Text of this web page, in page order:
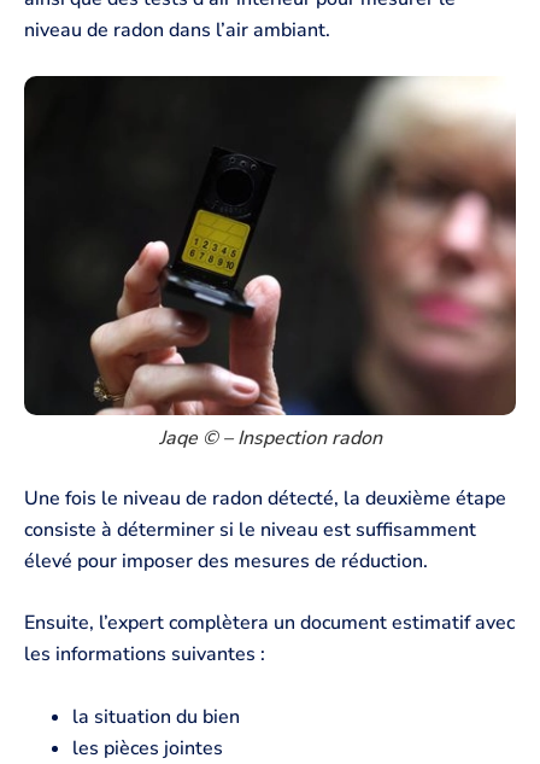
niveau de radon dans l’air ambiant.
Jaqe ©️ – Inspection radon
Une fois le niveau de radon détecté, la deuxième étape
consiste à déterminer si le niveau est suffisamment
élevé pour imposer des mesures de réduction.
Ensuite, l’expert complètera un document estimatif avec
les informations suivantes :
la situation du bien
les pièces jointes